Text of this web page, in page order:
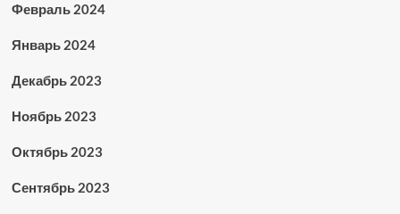
Февраль 2024
Январь 2024
Декабрь 2023
Ноябрь 2023
Октябрь 2023
Сентябрь 2023